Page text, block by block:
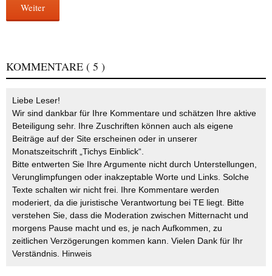
Weiter
KOMMENTARE ( 5 )
Liebe Leser!
Wir sind dankbar für Ihre Kommentare und schätzen Ihre aktive
Beteiligung sehr. Ihre Zuschriften können auch als eigene
Beiträge auf der Site erscheinen oder in unserer
Monatszeitschrift „Tichys Einblick“.
Bitte entwerten Sie Ihre Argumente nicht durch Unterstellungen,
Verunglimpfungen oder inakzeptable Worte und Links. Solche
Texte schalten wir nicht frei. Ihre Kommentare werden
moderiert, da die juristische Verantwortung bei TE liegt. Bitte
verstehen Sie, dass die Moderation zwischen Mitternacht und
morgens Pause macht und es, je nach Aufkommen, zu
zeitlichen Verzögerungen kommen kann. Vielen Dank für Ihr
Verständnis. Hinweis